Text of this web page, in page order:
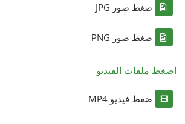
ضغط صور JPG
ضغط صور PNG
اضغط ملفات الفيديو
ضغط فيديو MP4